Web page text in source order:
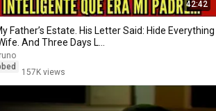
42:42
Father’s Estate. His Letter Said: Hide Everything
And Three Days L...
157K views